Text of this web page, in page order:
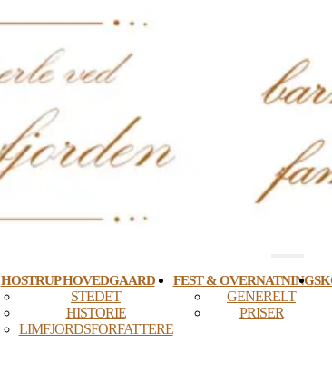
HOSTRUP HOVEDGAARD
STEDET
HISTORIE
LIMFJORDSFORFATTERE
FEST & OVERNATNING
GENERELT
PRISER